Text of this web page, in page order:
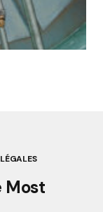
:
à l’oubli »
Most